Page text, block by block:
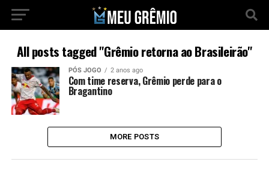
All posts tagged "Grêmio retorna ao Brasileirão"
PÓS JOGO 2 anos ago
Com time reserva, Grêmio perde para o
Bragantino
MORE POSTS